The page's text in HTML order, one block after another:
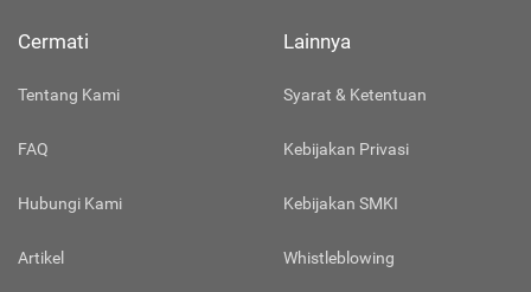
Cermati
Tentang Kami
FAQ
Hubungi Kami
Artikel
Lainnya
Syarat & Ketentuan
Kebijakan Privasi
Kebijakan SMKI
Whistleblowing